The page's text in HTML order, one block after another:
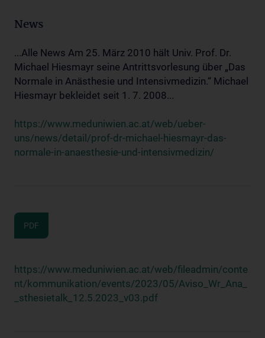
News
...Alle News Am 25. März 2010 hält Univ. Prof. Dr.
Michael Hiesmayr seine Antrittsvorlesung über „Das
Normale in Anästhesie und Intensivmedizin.“ Michael
Hiesmayr bekleidet seit 1. 7. 2008...
https://www.meduniwien.ac.at/web/ueber-
uns/news/detail/prof-dr-michael-hiesmayr-das-
normale-in-anaesthesie-und-intensivmedizin/
PDF
https://www.meduniwien.ac.at/web/fileadmin/conte
nt/kommunikation/events/2023/05/Aviso_Wr_Ana_
_sthesietalk_12.5.2023_v03.pdf